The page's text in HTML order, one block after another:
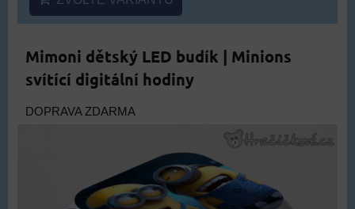
Mimoni dětský LED budík | Minions
svítící digitální hodiny
DOPRAVA ZDARMA